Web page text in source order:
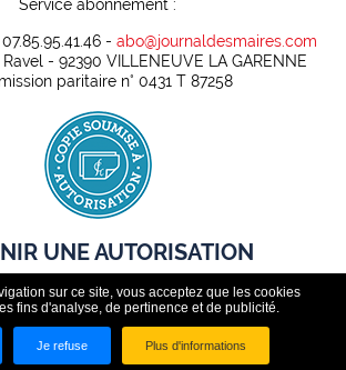
sur ce site, vous acceptez que les cookies
fins d'analyse, de pertinence et de publicité.
Je refuse Plus d'informations
ABONNEZ VOUS
Service abonnement :
- abo@journaldesmaires.com
- 92390 VILLENEUVE LA GARENNE
paritaire n° 0431 T 87258
UNE AUTORISATION
légalement des contenus presse dans
toute organisation doit au préalable
disposer d'une autorisation.